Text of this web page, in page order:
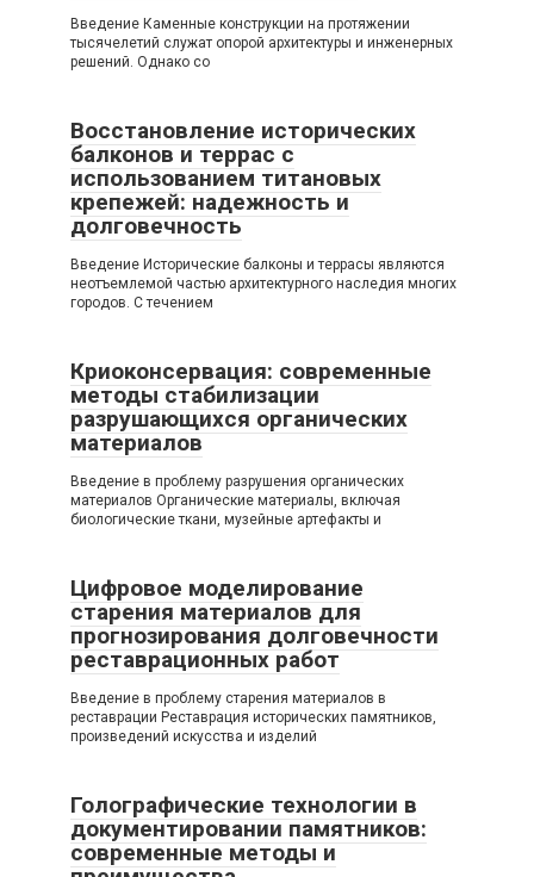
Введение Каменные конструкции на протяжении
тысячелетий служат опорой архитектуры и инженерных
решений. Однако со
Восстановление исторических
балконов и террас с
использованием титановых
крепежей: надежность и
долговечность
Введение Исторические балконы и террасы являются
неотъемлемой частью архитектурного наследия многих
городов. С течением
Криоконсервация: современные
методы стабилизации
разрушающихся органических
материалов
Введение в проблему разрушения органических
материалов Органические материалы, включая
биологические ткани, музейные артефакты и
Цифровое моделирование
старения материалов для
прогнозирования долговечности
реставрационных работ
Введение в проблему старения материалов в
реставрации Реставрация исторических памятников,
произведений искусства и изделий
Голографические технологии в
документировании памятников:
современные методы и